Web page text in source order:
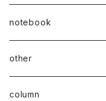
notebook
other
column